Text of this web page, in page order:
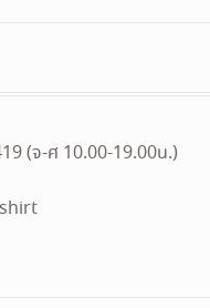
(จ-ศ 10.00-19.00น.)